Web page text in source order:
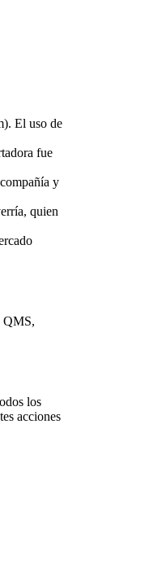
El uso de
fue
y
quien
QMS,
los
acciones